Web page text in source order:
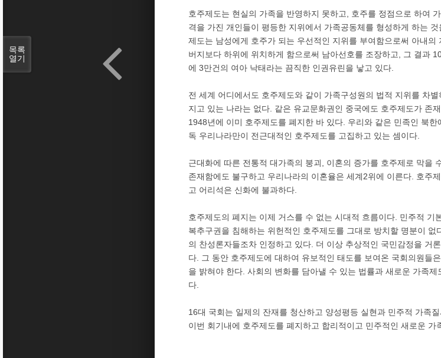
호주제도는 현실의 가족을 반영하지 못하고, 호주를 정점으로 하여
격을 가진 개인들이 평등한 지위에서 가족공동체를 형성하게 하는
제도는 남성에게 호주가 되는 우선적인 지위를 부여함으로써 아내
버지보다 하위에 위치하게 함으로써 남아선호를 조장하고, 그 결과
에 3만건의 여아 낙태라는 끔직한 인권유린을 낳고 있다.
전 세계 어디에서도 호주제도와 같이 가족구성원의 법적 지위를 차
지고 있는 나라는 없다. 같은 유교문화권인 중국에도 호주제도가 존
1948년에 이미 호주제도를 폐지한 바 있다. 우리와 같은 민족인 북
독 우리나라만이 전근대적인 호주제도를 고집하고 있는 셈이다.
근대화에 따른 전통적 대가족의 붕괴, 이혼의 증가를 호주제로 막을
존재함에도 불구하고 우리나라의 이혼율은 세계2위에 이른다. 호주
고 어리석은 신화에 불과하다.
호주제도의 폐지는 이제 거스를 수 없는 시대적 흐름이다. 민주적 기
복추구권을 침해하는 위헌적인 호주제도를 그대로 방치할 명분이
의 찬성론자들조차 인정하고 있다. 더 이상 추상적인 국민감정을 거
다. 그 동안 호주제도에 대하여 유보적인 태도를 보여온 국회의원들
을 밝혀야 한다. 사회의 변화를 담아낼 수 있는 법률과 새로운 가족
다.
16대 국회는 일제의 잔재를 청산하고 양성평등 실현과 민주적 가족
이번 회기내에 호주제도를 폐지하고 합리적이고 민주적인 새로운 가
목록
열기